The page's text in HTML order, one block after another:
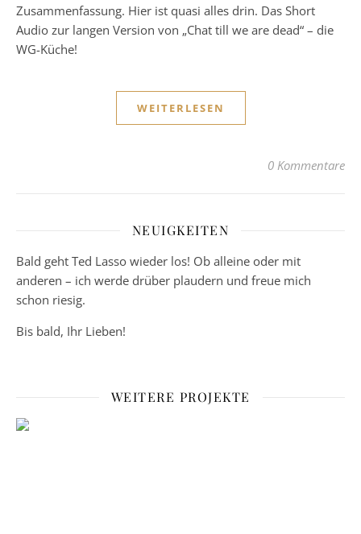
EMBED
Zusammenfassung. Hier ist quasi alles drin. Das Short
Audio zur langen Version von „Chat till we are dead“ – die
WG-Küche!
WEITERLESEN
0 Kommentare
NEUIGKEITEN
Bald geht Ted Lasso wieder los! Ob alleine oder mit
anderen – ich werde drüber plaudern und freue mich
schon riesig.
Bis bald, Ihr Lieben!
WEITERE PROJEKTE